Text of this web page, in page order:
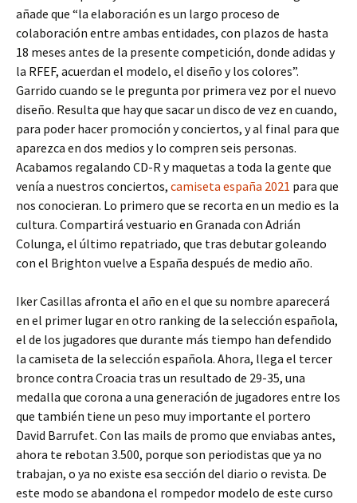
añade que “la elaboración es un largo proceso de
colaboración entre ambas entidades, con plazos de hasta
18 meses antes de la presente competición, donde adidas y
la RFEF, acuerdan el modelo, el diseño y los colores”.
Garrido cuando se le pregunta por primera vez por el nuevo
diseño. Resulta que hay que sacar un disco de vez en cuando,
para poder hacer promoción y conciertos, y al final para que
aparezca en dos medios y lo compren seis personas.
Acabamos regalando CD-R y maquetas a toda la gente que
venía a nuestros conciertos, camiseta españa 2021 para que
nos conocieran. Lo primero que se recorta en un medio es la
cultura. Compartirá vestuario en Granada con Adrián
Colunga, el último repatriado, que tras debutar goleando
con el Brighton vuelve a España después de medio año.
Iker Casillas afronta el año en el que su nombre aparecerá
en el primer lugar en otro ranking de la selección española,
el de los jugadores que durante más tiempo han defendido
la camiseta de la selección española. Ahora, llega el tercer
bronce contra Croacia tras un resultado de 29-35, una
medalla que corona a una generación de jugadores entre los
que también tiene un peso muy importante el portero
David Barrufet. Con las mails de promo que enviabas antes,
ahora te rebotan 3.500, porque son periodistas que ya no
trabajan, o ya no existe esa sección del diario o revista. De
este modo se abandona el rompedor modelo de este curso